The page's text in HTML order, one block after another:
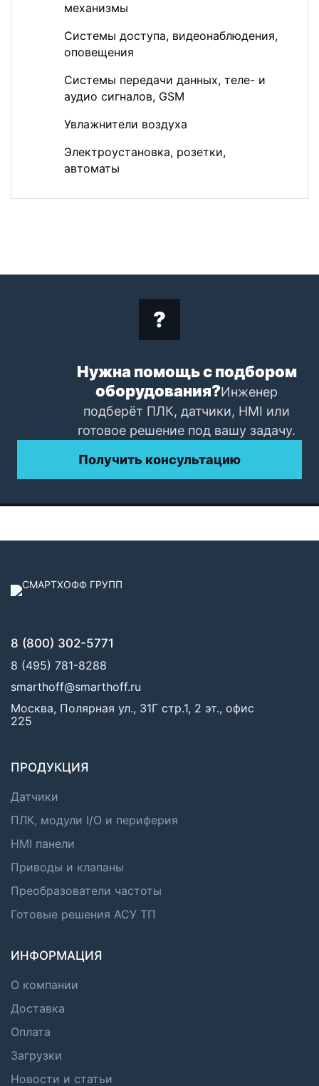
механизмы
Системы доступа, видеонаблюдения,
оповещения
Системы передачи данных, теле- и
аудио сигналов, GSM
Увлажнители воздуха
Электроустановка, розетки,
автоматы
Нужна помощь с подбором
оборудования?Инженер
подберёт ПЛК, датчики, HMI или
готовое решение под вашу задачу.
Получить консультацию
8 (800) 302-5771
8 (495) 781-8288
smarthoff@smarthoff.ru
Москва, Полярная ул., 31Г стр.1, 2 эт., офис
225
ПРОДУКЦИЯ
Датчики
ПЛК, модули I/O и периферия
HMI панели
Приводы и клапаны
Преобразователи частоты
Готовые решения АСУ ТП
ИНФОРМАЦИЯ
О компании
Доставка
Оплата
Загрузки
Новости и статьи